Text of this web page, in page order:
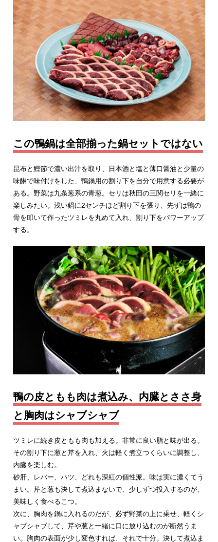
この鴨鍋は全部揃った鍋セットではない
昆布と鰹節で濃い出汁を取り、日本酒と塩と薄口醤油と少量の
味醂で味付けをした、鴨鍋用の割り下を自分で用意する必要が
ある。野菜は九条葱系の青葱。セリは秋田の三関セリを一緒に
楽しみたい。浅い鍋に2センチほど割り下を張り、先ずは鴨の
骨を叩いて作ったツミレを丸めて入れ、割り下をパワーアップ
する。
鴨の皮ともも肉は煮込み、内臓とささ身
と胸肉はシャブシャブ
ツミレに続き皮ともも肉も加える。非常に良い脂と味が出る。
その割り下に葱と芹を入れ、火は軽く煮立つくらいに調整し、
内臓を楽しむ。
砂肝、レバー、ハツ、どれも深紅の個性派。味は実に濃くてう
まい。芹と葱も決して煮込まないで、少しずつ投入するのが、
美味しく食べるこつ。
次に、胸肉を鍋に入れるのだが、必ず野菜の上に乗せ、軽くシ
ャブシャブして、芹や葱と一緒に口に放り込むのが断然うま
い。胸肉の表面が少し変色すれば、それで十分。決して煮込ま